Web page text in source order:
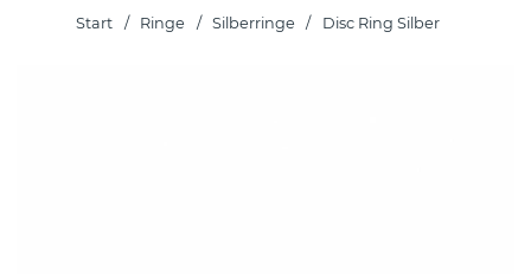
Start Ringe Silberringe Disc Ring Silber